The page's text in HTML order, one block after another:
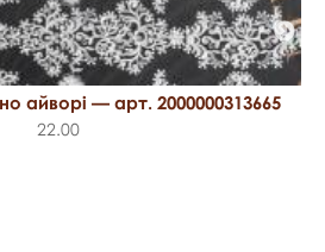
айворі — арт. 2000000313665
22.00